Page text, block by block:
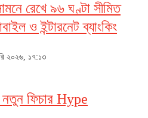
রেখে ৯৬ ঘণ্টা সীমিত
ও ইন্টারনেট ব্যাংকিং
২০২৬, ১৭:১৩
নতুন ফিচার Hype